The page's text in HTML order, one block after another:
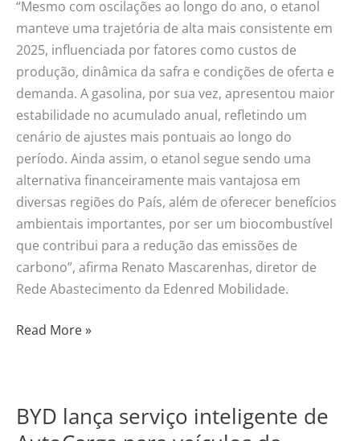
“Mesmo com oscilações ao longo do ano, o etanol
manteve uma trajetória de alta mais consistente em
2025, influenciada por fatores como custos de
produção, dinâmica da safra e condições de oferta e
demanda. A gasolina, por sua vez, apresentou maior
estabilidade no acumulado anual, refletindo um
cenário de ajustes mais pontuais ao longo do
período. Ainda assim, o etanol segue sendo uma
alternativa financeiramente mais vantajosa em
diversas regiões do País, além de oferecer benefícios
ambientais importantes, por ser um biocombustível
que contribui para a redução das emissões de
carbono”, afirma Renato Mascarenhas, diretor de
Rede Abastecimento da Edenred Mobilidade.
Read More »
BYD lança serviço inteligente de
BYD
lança